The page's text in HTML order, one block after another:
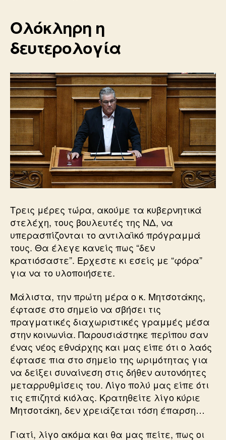
Ολόκληρη η
δευτερολογία
Τρεις μέρες τώρα, ακούμε τα κυβερνητικά
στελέχη, τους βουλευτές της ΝΔ, να
υπερασπίζονται το αντιλαϊκό πρόγραμμά
τους. Θα έλεγε κανείς πως “δεν
κρατιόσαστε”. Έρχεστε κι εσείς με “φόρα”
για να το υλοποιήσετε.
Μάλιστα, την πρώτη μέρα ο κ. Μητσοτάκης,
έφτασε στο σημείο να σβήσει τις
πραγματικές διαχωριστικές γραμμές μέσα
στην κοινωνία. Παρουσιάστηκε περίπου σαν
ένας νέος εθνάρχης και μας είπε ότι ο λαός
έφτασε πια στο σημείο της ωριμότητας για
να δείξει συναίνεση στις δήθεν αυτονόητες
μεταρρυθμίσεις του. Λίγο πολύ μας είπε ότι
τις επιζητά κιόλας. Κρατηθείτε λίγο κύριε
Μητσοτάκη, δεν χρειάζεται τόση έπαρση…
Γιατί, λίγο ακόμα και θα μας πείτε, πως οι